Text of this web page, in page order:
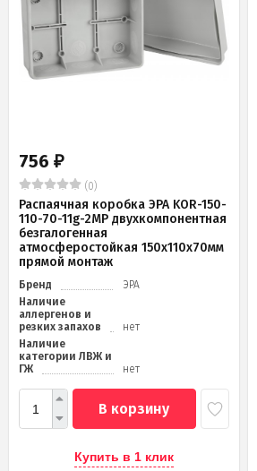
756 ₽
(0)
Распаячная коробка ЭРА KOR-150-
110-70-11g-2MP двухкомпонентная
безгалогенная
атмосферостойкая 150х110х70мм
прямой монтаж
Бренд
ЭРА
Наличие
аллергенов и
резких запахов
нет
Наличие
категории ЛВЖ и
ГЖ
нет
В корзину
Купить в 1 клик